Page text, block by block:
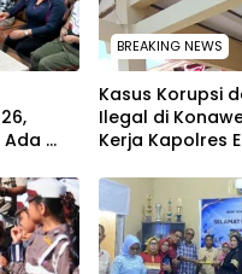
Ada
BREAKING NEWS
Kasus Korupsi
Ilegal di
Kerja Kapolres